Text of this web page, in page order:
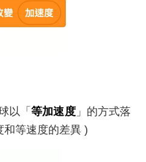
以「等加速度」的方式落
和等速度的差異 )